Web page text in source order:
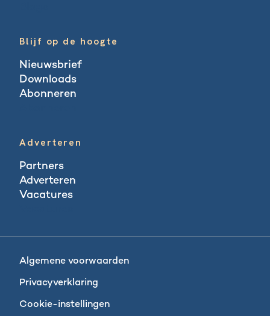
Blijf op de hoogte
Nieuwsbrief
Downloads
Abonneren
Adverteren
Partners
Adverteren
Vacatures
Algemene voorwaarden
Privacyverklaring
Cookie-instellingen